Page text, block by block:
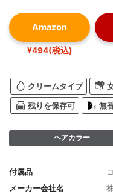
Amazon
¥494(税込)
クリームタイプ
残りを保存可 無
ヘアカラー
付属品
メーカー会社名